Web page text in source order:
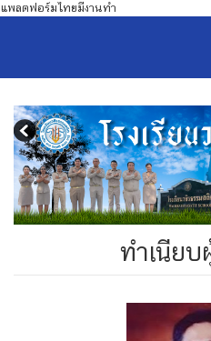
แพลตฟอร์มไทยมีงานทำ
ทำเนียบ